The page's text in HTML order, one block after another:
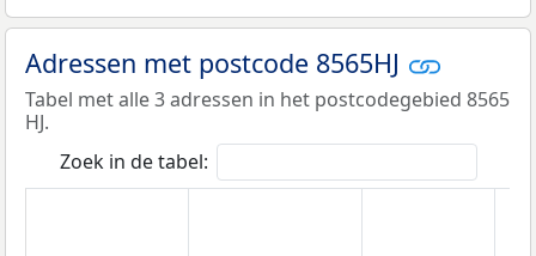
Adressen met postcode 8565HJ
Tabel met alle 3 adressen in het postcodegebied 8565
HJ.
Zoek in de tabel: